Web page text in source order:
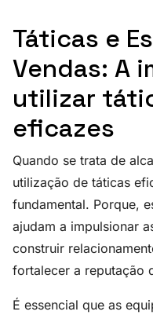
Táticas e
Vendas: A
utilizar
eficazes
Quando se trata de
utilização de táticas
fundamental. Porque,
ajudam a impulsionar
construir
fortalecer a reputação
É essencial que as